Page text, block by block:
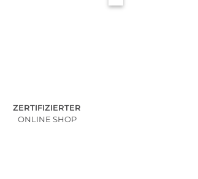
ZERTIFIZIERTER
ONLINE SHOP